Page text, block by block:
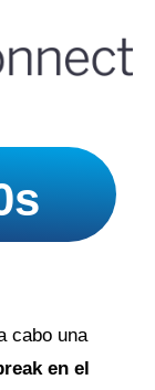
cabo una
en el